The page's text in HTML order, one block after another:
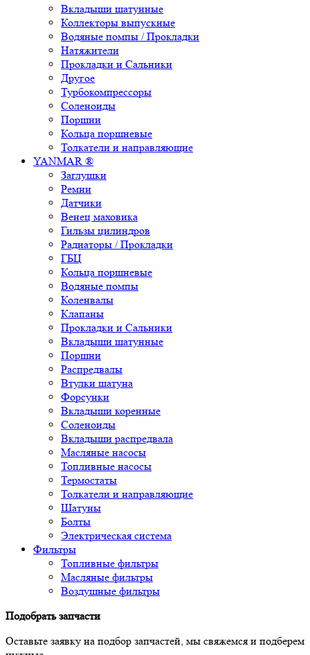
Вкладыши шатунные
Коллекторы выпускные
Водяные помпы / Прокладки
Натяжители
Прокладки и Сальники
Другое
Турбокомпрессоры
Соленоиды
Поршни
Кольца поршневые
Толкатели и направляющие
YANMAR ®
Заглушки
Ремни
Датчики
Венец маховика
Гильзы цилиндров
Радиаторы / Прокладки
ГБЦ
Кольца поршневые
Водяные помпы
Коленвалы
Клапаны
Прокладки и Сальники
Вкладыши шатунные
Поршни
Распредвалы
Втулки шатуна
Форсунки
Вкладыши коренные
Соленоиды
Вкладыши распредвала
Масляные насосы
Топливные насосы
Термостаты
Толкатели и направляющие
Шатуны
Болты
Электрическая система
Фильтры
Топливные фильтры
Масляные фильтры
Воздушные фильтры
Подобрать запчасти
Оставьте заявку на подбор запчастей, мы свяжемся и подберем